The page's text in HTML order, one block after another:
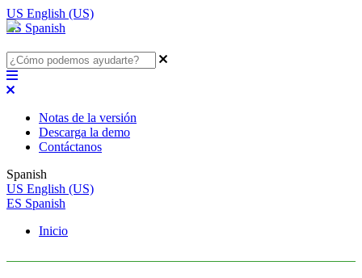
US English (US)
ES Spanish
Notas de la versión
Descarga la demo
Contáctanos
Spanish
US English (US)
ES Spanish
Inicio